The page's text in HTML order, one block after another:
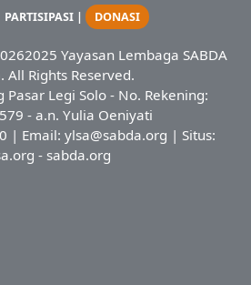
PARTISIPASI| DONASI
Yayasan Lembaga SABDA
All Rights Reserved.
Pasar Legi Solo - No. Rekening:
- a.n. Yulia Oeniyati
| Email: ylsa@sabda.org | Situs:
- sabda.org